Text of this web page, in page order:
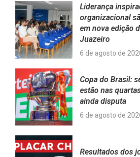
Liderança
organizacional
em nova edição
Juazeiro
6 de agosto de
Copa do Brasil:
estão nas
ainda disputa
6 de agosto de
Resultados dos